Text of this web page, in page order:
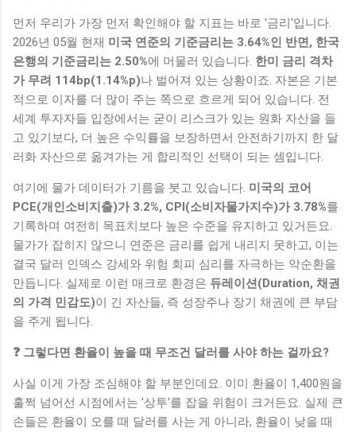
먼저 우리가 가장 먼저 확인해야 할 지표는 바로 '금리'입니다.
2026년 05월 현재 미국 연준의 기준금리는 3.64%인 반면, 한국
은행의 기준금리는 2.50%에 머물러 있습니다. 한미 금리 격차
가 무려 114bp(1.14%p)나 벌어져 있는 상황이죠. 자본은 기본
적으로 이자를 더 많이 주는 쪽으로 흐르게 되어 있습니다. 전
세계 투자자들 입장에서는 굳이 리스크가 있는 원화 자산을 들
고 있기보다, 더 높은 수익률을 보장하면서 안전하기까지 한 달
러화 자산으로 옮겨가는 게 합리적인 선택이 되는 셈입니다.
여기에 물가 데이터가 기름을 붓고 있습니다. 미국의 코어
PCE(개인소비지출)가 3.2%, CPI(소비자물가지수)가 3.78%를
기록하며 여전히 목표치보다 높은 수준을 유지하고 있거든요.
물가가 잡히지 않으니 연준은 금리를 쉽게 내리지 못하고, 이는
결국 달러 인덱스 강세와 위험 회피 심리를 자극하는 악순환을
만듭니다. 실제로 이런 매크로 환경은 듀레이션(Duration, 채권
의 가격 민감도)이 긴 자산들, 즉 성장주나 장기 채권에 큰 부담
을 주게 됩니다.
❓ 그렇다면 환율이 높을 때 무조건 달러를 사야 하는 걸까요?
사실 이게 가장 조심해야 할 부분인데요. 이미 환율이 1,400원을
훌쩍 넘어선 시점에서는 '상투'를 잡을 위험이 크거든요. 실제 큰
손들은 환율이 오를 때 달러를 사는 게 아니라, 환율이 낮을 때